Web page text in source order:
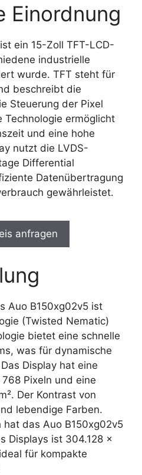
Einordnung
ein 15-Zoll TFT-LCD-
industrielle
wurde. TFT steht für
beschreibt die
Steuerung der Pixel
ermöglicht
und eine hohe
nutzt die LVDS-
Differential
Datenübertragung
gewährleistet.
anfragen
Auo B150xg02v5 ist
(Twisted Nematic)
bietet eine schnelle
was für dynamische
Display hat eine
Pixeln und eine
Der Kontrast von
lebendige Farben.
hat das Auo B150xg02v5
Displays ist 304.128 x
für kompakte